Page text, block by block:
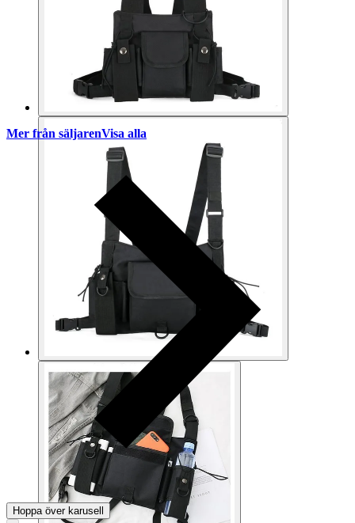
Mer från säljarenVisa alla
Hoppa över karusell